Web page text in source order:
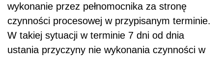
wykonanie przez pełnomocnika za stronę
czynności procesowej w przypisanym terminie.
W takiej sytuacji w terminie 7 dni od dnia
ustania przyczyny nie wykonania czynności w